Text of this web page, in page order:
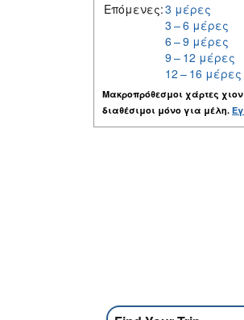
Επόμενες:3 μέρες
3 – 6 μέρες
6 – 9 μέρες
9 – 12 μέρες
12 – 16 μέρες
Μακροπρόθεσμοι χάρτες
διαθέσιμοι μόνο για μέλη.